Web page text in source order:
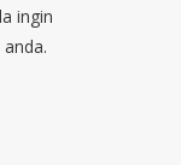
ingin